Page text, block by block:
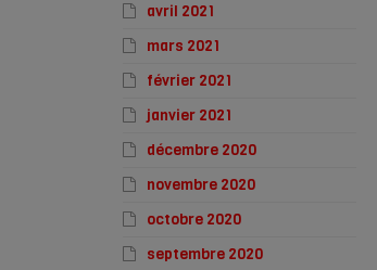
avril 2021
mars 2021
février 2021
janvier 2021
décembre 2020
novembre 2020
octobre 2020
septembre 2020